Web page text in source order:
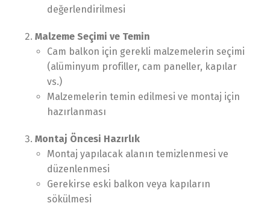
değerlendirilmesi
Malzeme Seçimi ve Temin
Cam balkon için gerekli malzemelerin seçimi
(alüminyum profiller, cam paneller, kapılar
vs.)
Malzemelerin temin edilmesi ve montaj için
hazırlanması
Montaj Öncesi Hazırlık
Montaj yapılacak alanın temizlenmesi ve
düzenlenmesi
Gerekirse eski balkon veya kapıların
sökülmesi